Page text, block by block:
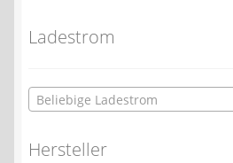
Ladestrom
Beliebige Ladestrom
Hersteller